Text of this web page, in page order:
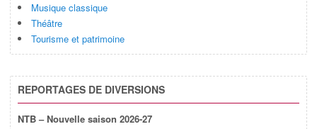
Musique classique
Théâtre
Tourisme et patrimoine
REPORTAGES DE DIVERSIONS
NTB – Nouvelle saison 2026-27